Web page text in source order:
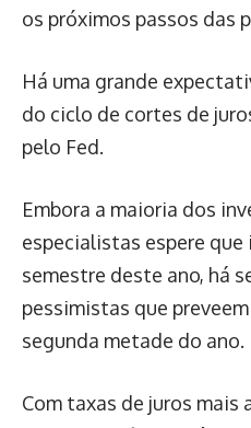
os próximos passos das
Há uma grande
do ciclo de cortes de
pelo Fed.
Embora a maioria dos
especialistas espere
semestre deste ano, há
pessimistas que
segunda metade do ano.
Com taxas de juros mais